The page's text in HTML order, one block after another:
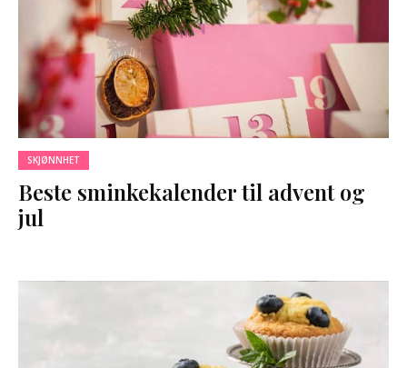
SKJØNNHET
Beste sminkekalender til advent og
jul